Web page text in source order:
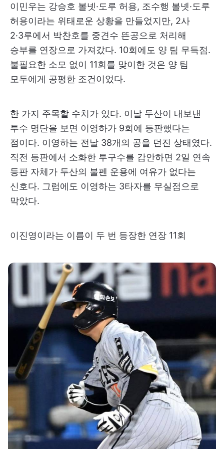
이민우는 강승호 볼넷·도루 허용, 조수행 볼넷·도루
허용이라는 위태로운 상황을 만들었지만, 2사
2·3루에서 박찬호를 중견수 뜬공으로 처리해
승부를 연장으로 가져갔다. 10회에도 양 팀 무득점.
불필요한 소모 없이 11회를 맞이한 것은 양 팀
모두에게 공평한 조건이었다.
한 가지 주목할 수치가 있다. 이날 두산이 내보낸
투수 명단을 보면 이영하가 9회에 등판했다는
점이다. 이영하는 전날 38개의 공을 던진 상태였다.
직전 등판에서 소화한 투구수를 감안하면 2일 연속
등판 자체가 두산의 불펜 운용에 여유가 없다는
신호다. 그럼에도 이영하는 3타자를 무실점으로
막았다.
이진영이라는 이름이 두 번 등장한 연장 11회